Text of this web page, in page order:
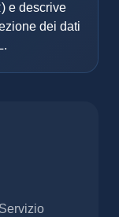
e descrive
dei dati